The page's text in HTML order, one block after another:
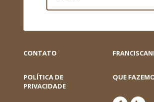
CONTATO
POLÍTICA DE
PRIVACIDADE
QUE